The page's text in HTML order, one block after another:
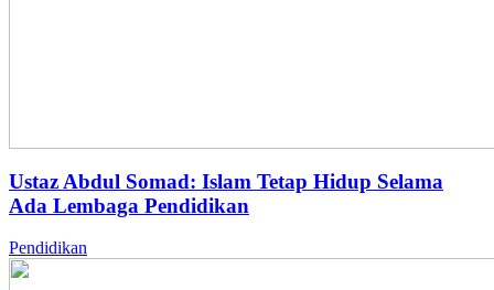
Ustaz Abdul Somad: Islam Tetap Hidup Selama
Ada Lembaga Pendidikan
Pendidikan